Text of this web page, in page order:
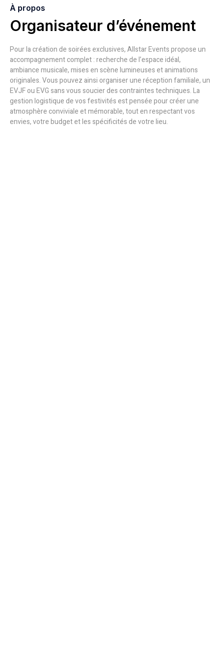
À propos
Organisateur d’événement
Pour la création de soirées exclusives, Allstar Events propose un
accompagnement complet : recherche de l’espace idéal,
ambiance musicale, mises en scène lumineuses et animations
originales. Vous pouvez ainsi organiser une réception familiale, un
EVJF ou EVG sans vous soucier des contraintes techniques. La
gestion logistique de vos festivités est pensée pour créer une
atmosphère conviviale et mémorable, tout en respectant vos
envies, votre budget et les spécificités de votre lieu.